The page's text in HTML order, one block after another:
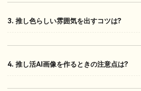
3. 推し色らしい雰囲気を出すコツは?
4. 推し活AI画像を作るときの注意点は?